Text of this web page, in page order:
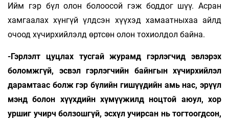
Ийм гэр бүл олон болоосой гэж боддог шүү. Асран
хамгаалах хүнгүй үлдсэн хүүхэд хамаатныхаа айлд
очоод хүчирхийлэлд өртсөн олон тохиолдол байна.
-Гэрлэлт цуцлах тусгай журамд гэрлэгчид эвлэрэх
боломжгүй, эсвэл гэрлэгчийн байнгын хүчирхийлэл
дарамтаас болж гэр бүлийн гишүүдийн амь нас, эрүүл
мэнд болон хүүхдийн хүмүүжилд ноцтой аюул, хор
уршиг учирч болзошгүй, эсхүл учирсан нь тогтоогдсон,